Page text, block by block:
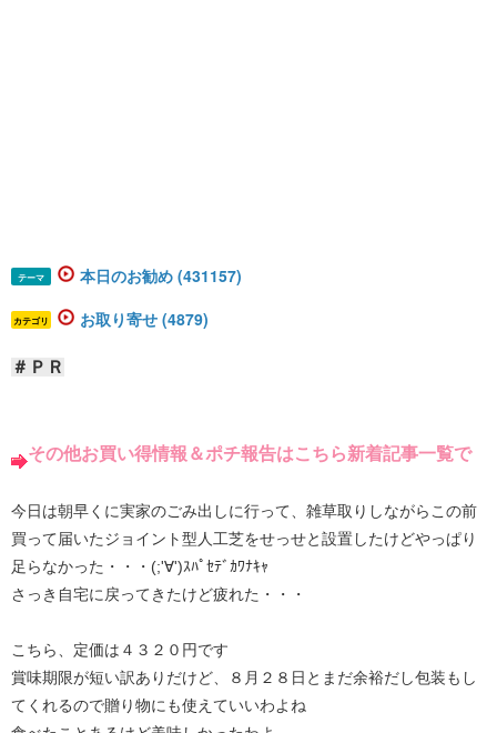
テーマ 本日のお勧め (431157)
カテゴリ お取り寄せ (4879)
＃ＰＲ
その他お買い得情報＆ポチ報告はこちら新着記事一覧で
今日は朝早くに実家のごみ出しに行って、雑草取りしながらこの前
買って届いたジョイント型人工芝をせっせと設置したけどやっぱり
足らなかった・・・(;'∀')ｽﾊﾟｾﾃﾞｶﾜﾅｷｬ
さっき自宅に戻ってきたけど疲れた・・・
こちら、定価は４３２０円です
賞味期限が短い訳ありだけど、８月２８日とまだ余裕だし包装もし
てくれるので贈り物にも使えていいわよね